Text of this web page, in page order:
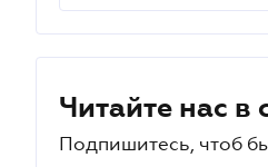
Читайте нас в
Подпишитесь, чтоб